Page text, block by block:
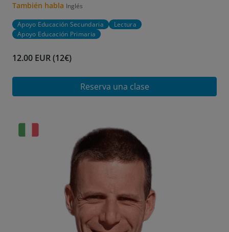
También habla Inglés
Apoyo Educación Secundaria
Lectura
Apoyo Educación Primaria
12.00 EUR (12€)
Reserva una clase